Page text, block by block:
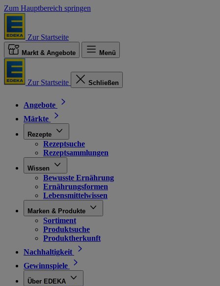
Zum Hauptbereich springen
Zur Startseite
Markt & Angebote Menü
Zur Startseite Schließen
Angebote
Märkte
Rezepte
Rezeptsuche
Rezeptsammlungen
Wissen
Bewusste Ernährung
Ernährungsformen
Lebensmittelwissen
Marken & Produkte
Sortiment
Produktsuche
Produktherkunft
Nachhaltigkeit
Gewinnspiele
Über EDEKA